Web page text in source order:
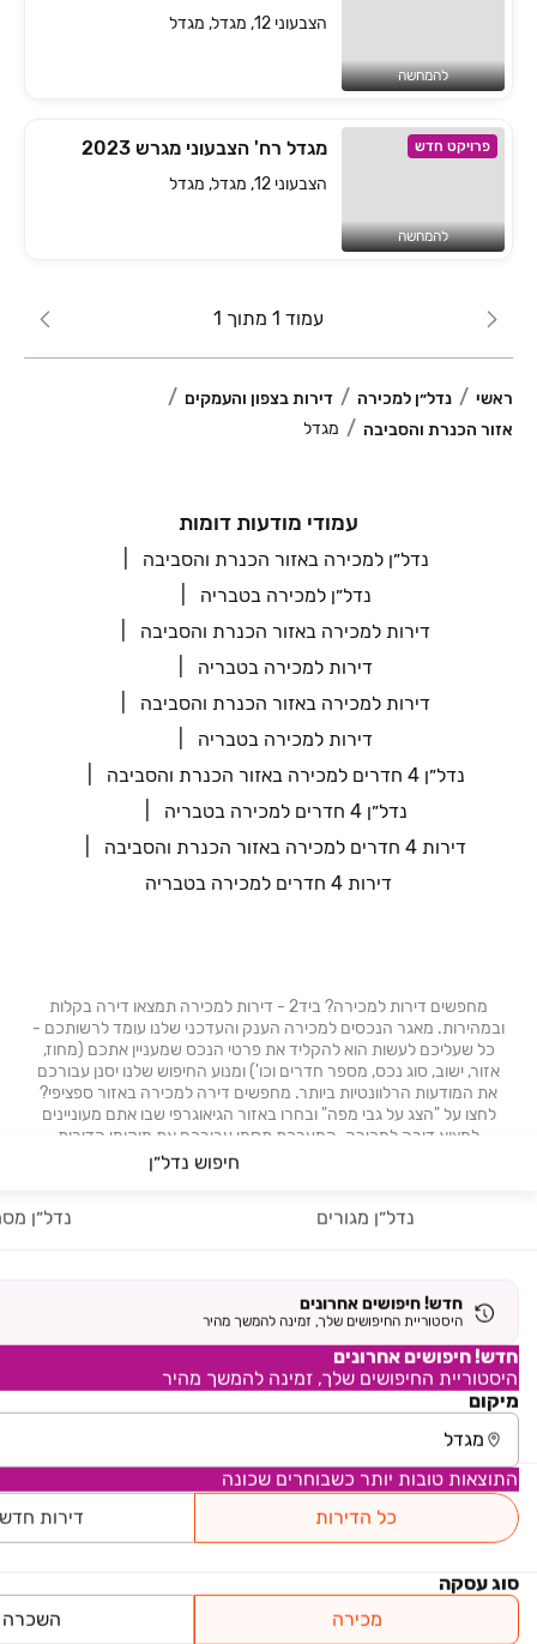
חיפוש נדל״ן
נדל״ן מגורים נדל״ן
חדש! חיפושים אחרונים
היסטוריית החיפושים שלך, זמינה להמשך מהיר
חדש! חיפושים אחרונים
היסטוריית החיפושים שלך, זמינה להמשך מהיר
מיקום
התוצאות טובות יותר כשבוחרים שכונה
כל הדירות
דירות
סוג עסקה
מכירה
השכרה
להמחשה
הצבעוני 12, מגדל, מגדל
פרויקט חדש
להמחשה
מגדל רח' הצבעוני מגרש 2023
הצבעוני 12, מגדל, מגדל
עמוד 1 מתוך 1
ראשי נדל״ן למכירה
דירות בצפון והעמקים
אזור הכנרת והסביבה
מגדל
עמודי מודעות דומות
נדל״ן למכירה באזור הכנרת והסביבה
נדל״ן למכירה בטבריה
דירות למכירה באזור הכנרת והסביבה
דירות למכירה בטבריה
דירות למכירה באזור הכנרת והסביבה
דירות למכירה בטבריה
נדל״ן 4 חדרים למכירה באזור הכנרת והסביבה
נדל״ן 4 חדרים למכירה בטבריה
דירות 4 חדרים למכירה באזור הכנרת והסביבה
דירות 4 חדרים למכירה בטבריה
מחפשים דירות למכירה? ביד2 - דירות למכירה תמצאו דירה בקלות
ובמהירות. מאגר הנכסים למכירה הענק והעדכני שלנו עומד לרשותכם -
כל שעליכם לעשות הוא להקליד את פרטי הנכס שמעניין אתכם (מחוז,
אזור, ישוב, סוג נכס, מספר חדרים וכו') ומנוע החיפוש שלנו יסנן עבורכם
את המודעות הרלוונטיות ביותר. מחפשים דירה למכירה באזור ספציפי?
לחצו על "הצג על גבי מפה" ובחרו באזור הגיאוגרפי שבו אתם מעוניינים
למצוא דירה למכירה. המערכת תסמן עבורכם את מיקומי הדירות
הזמינות, ותוכלו להקליק על כל סימון כדי לצפות במודעה ובפרטי
רכב
מוצרים
דרושים
יד2 אתכם בכל מקום